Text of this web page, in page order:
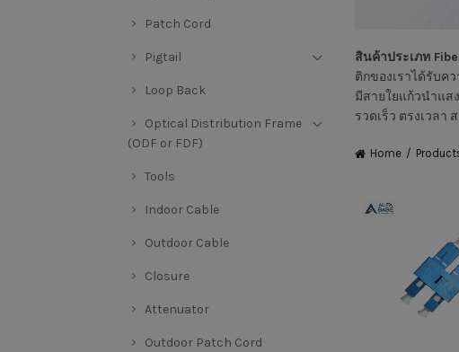
สินค้าประเภท
ติกของเราได้รับค
มีสายใยแก้วนำแส
รวดเร็ว ตรงเวลา
Home
Patch Cord
Pigtail
Loop Back
Optical Distribution Frame
(ODF or FDF)
Tools
Indoor Cable
Outdoor Cable
Closure
Attenuator
Outdoor Patch Cord